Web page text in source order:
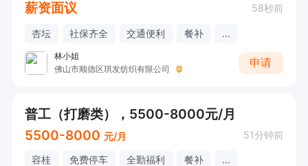
薪资面议
58秒前
杏坛 社保齐全 交通便利 餐补 ...
林小姐
佛山市顺德区琪发纺织有限公司
申请
普工（打磨类），5500-8000元/月
5500-8000 元/月 51分钟前
容桂 免费停车 全勤福利 餐补 ...